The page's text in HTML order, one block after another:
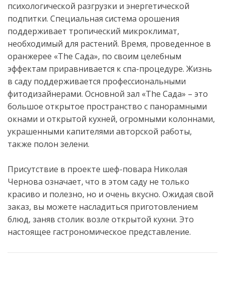
психологической разгрузки и энергетической
подпитки. Специальная система орошения
поддерживает тропический микроклимат,
необходимый для растений. Время, проведенное в
оранжерее «The Сада», по своим целебным
эффектам приравнивается к спа-процедуре. Жизнь
в саду поддерживается профессиональными
фитодизайнерами. Основной зал «The Сада» – это
большое открытое пространство с панорамными
окнами и открытой кухней, огромными колоннами,
украшенными капителями авторской работы,
также полон зелени.
Присутствие в проекте шеф-повара Николая
Чернова означает, что в этом саду не только
красиво и полезно, но и очень вкусно. Ожидая свой
заказ, вы можете насладиться приготовлением
блюд, заняв столик возле открытой кухни. Это
настоящее гастрономическое представление.